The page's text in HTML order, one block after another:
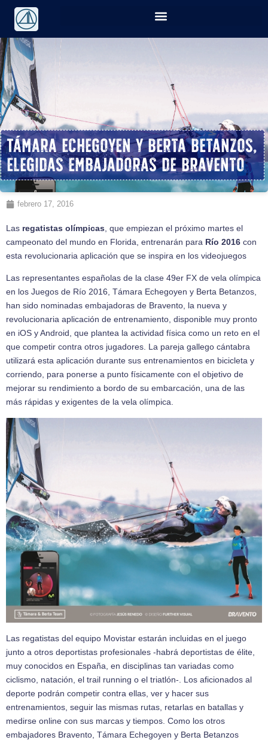
Támara Echegoyen y Berta Betanzos,
elegidas embajadoras de Bravento
febrero 17, 2016
Las regatistas olímpicas , que empiezan el próximo martes el
campeonato del mundo en Florida, entrenarán para Río 2016 con
esta revolucionaria aplicación que se inspira en los videojuegos
Las representantes españolas de la clase 49er FX de vela olímpica
en los Juegos de Río 2016, Támara Echegoyen y Berta Betanzos,
han sido nominadas embajadoras de Bravento, la nueva y
revolucionaria aplicación de entrenamiento, disponible muy pronto
en iOS y Android, que plantea la actividad física como un reto en el
que competir contra otros jugadores. La pareja gallego cántabra
utilizará esta aplicación durante sus entrenamientos en bicicleta y
corriendo, para ponerse a punto físicamente con el objetivo de
mejorar su rendimiento a bordo de su embarcación, una de las
más rápidas y exigentes de la vela olímpica.
Las regatistas del equipo Movistar estarán incluidas en el juego
junto a otros deportistas profesionales -habrá deportistas de élite,
muy conocidos en España, en disciplinas tan variadas como
ciclismo, natación, el trail running o el triatlón-. Los aficionados al
deporte podrán competir contra ellas, ver y hacer sus
entrenamientos, seguir las mismas rutas, retarlas en batallas y
medirse online con sus marcas y tiempos. Como los otros
embajadores Bravento, Támara Echegoyen y Berta Betanzos